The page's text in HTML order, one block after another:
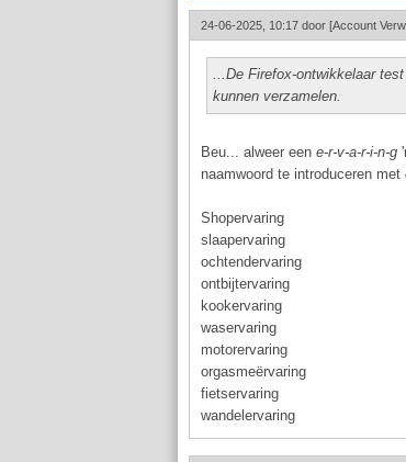
24-06-2025, 10:17 door [Account
...De Firefox-ontwikkelaar
kunnen verzamelen.
Beu... alweer een e-r-v-a-r-i-n-g
naamwoord te introduceren met
Shopervaring
slaapervaring
ochtendervaring
ontbijtervaring
kookervaring
waservaring
motorervaring
orgasmeërvaring
fietservaring
wandelervaring